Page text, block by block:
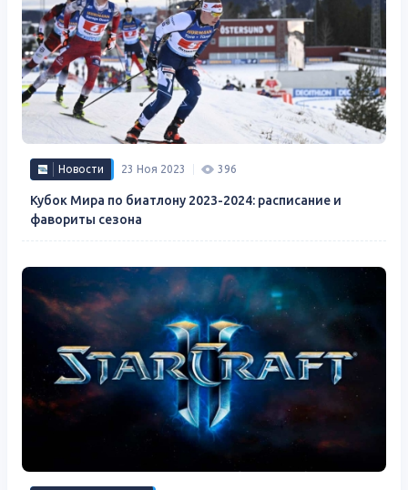
Новости 23 Ноя 2023 396
Кубок Мира по биатлону 2023-2024: расписание и
фавориты сезона